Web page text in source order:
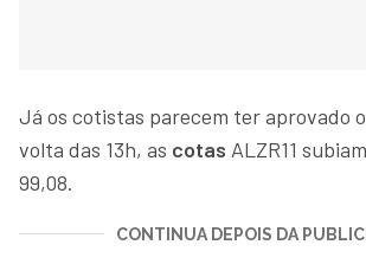
Já os cotistas parecem ter aprovado
volta das 13h, as cotas ALZR11
99,08.
CONTINUA DEPOIS DA